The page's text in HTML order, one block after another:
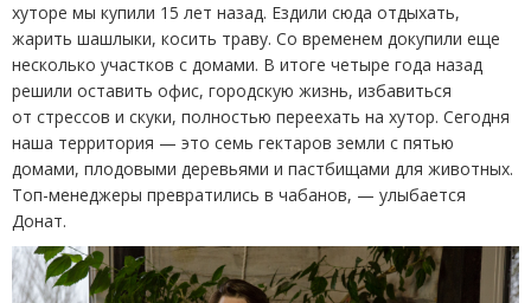
хуторе мы купили 15 лет назад. Ездили сюда отдыхать,
жарить шашлыки, косить траву. Со временем докупили еще
несколько участков с домами. В итоге четыре года назад
решили оставить офис, городскую жизнь, избавиться
от стрессов и скуки, полностью переехать на хутор. Сегодня
наша территория — это семь гектаров земли с пятью
домами, плодовыми деревьями и пастбищами для животных.
Топ-менеджеры превратились в чабанов, — улыбается
Донат.